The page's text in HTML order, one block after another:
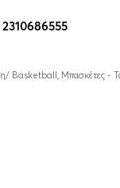
Basketball , Μπασκέτες -